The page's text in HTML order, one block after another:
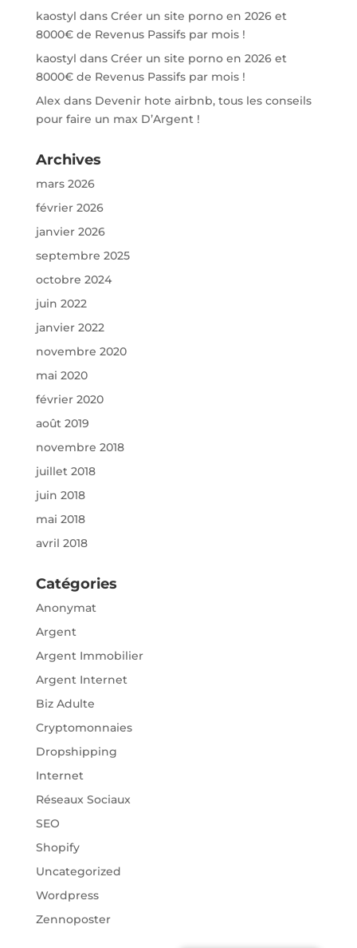
kaostyl dans Créer un site porno en 2026 et
8000€ de Revenus Passifs par mois !
kaostyl dans Créer un site porno en 2026 et
8000€ de Revenus Passifs par mois !
Alexdans Devenir hote airbnb, tous les conseils
pour faire un max D’Argent !
Archives
mars 2026
février 2026
janvier 2026
septembre 2025
octobre 2024
juin 2022
janvier 2022
novembre 2020
mai 2020
février 2020
août 2019
novembre 2018
juillet 2018
juin 2018
mai 2018
avril 2018
Catégories
Anonymat
Argent
Argent Immobilier
Argent Internet
Biz Adulte
Cryptomonnaies
Dropshipping
Internet
Réseaux Sociaux
SEO
Shopify
Uncategorized
Wordpress
Zennoposter